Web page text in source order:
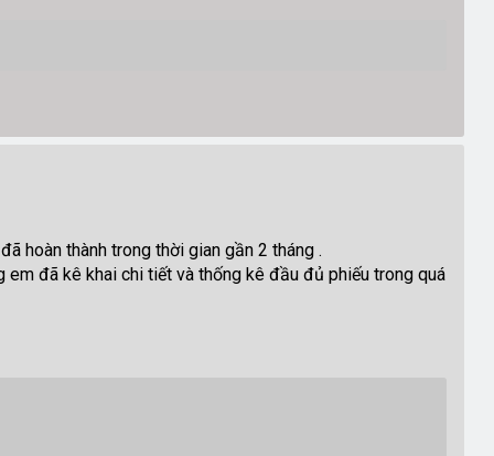
hoàn thành trong thời gian gần 2 tháng .
em đã kê khai chi tiết và thống kê đầu đủ phiếu trong quá